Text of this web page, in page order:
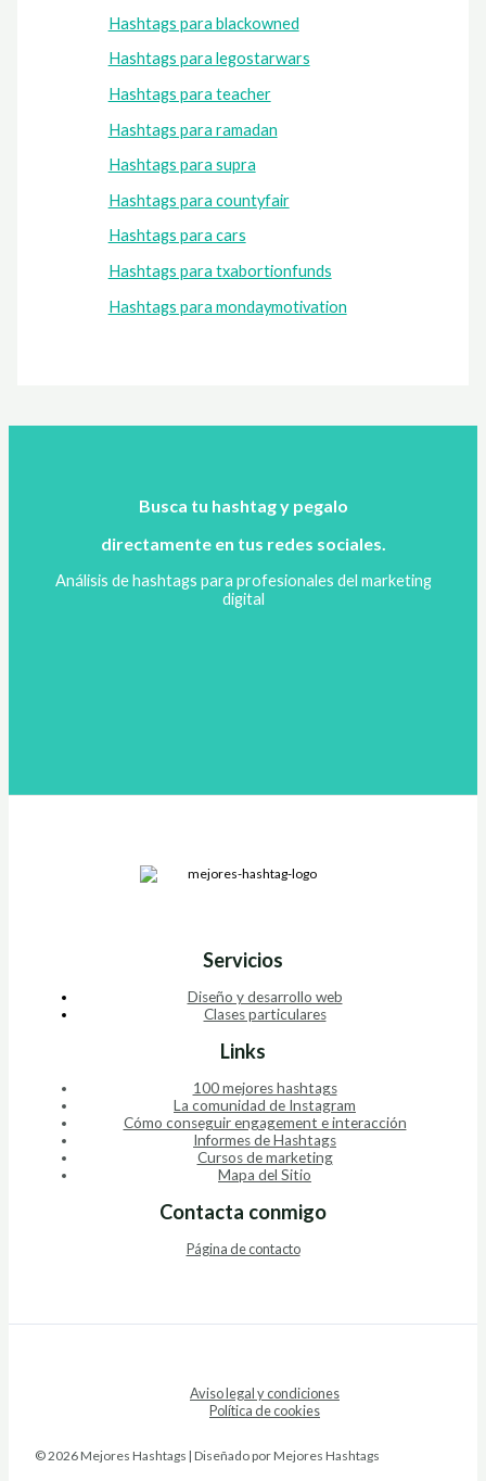
Hashtags para blackowned
Hashtags para legostarwars
Hashtags para teacher
Hashtags para ramadan
Hashtags para supra
Hashtags para countyfair
Hashtags para cars
Hashtags para txabortionfunds
Hashtags para mondaymotivation
Busca tu hashtag y pegalo
directamente en tus redes sociales.
Análisis de hashtags para profesionales del marketing
digital
Servicios
Diseño y desarrollo web
Clases particulares
Links
100 mejores hashtags
La comunidad de Instagram
Cómo conseguir engagement e interacción
Informes de Hashtags
Cursos de marketing
Mapa del Sitio
Contacta conmigo
Página de contacto
Aviso legal y condiciones
Política de cookies
© 2026 Mejores Hashtags | Diseñado por Mejores Hashtags